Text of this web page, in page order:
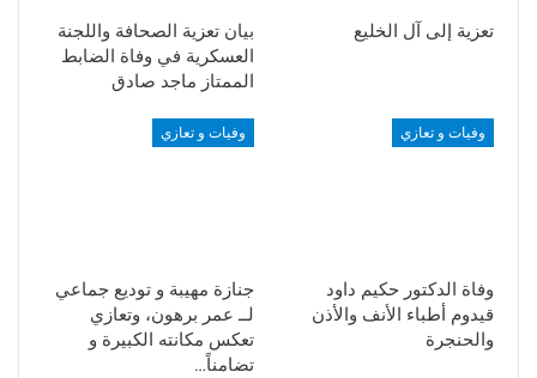
تعزية إلى آل الخليع
بيان تعزية الصحافة واللجنة
العسكرية في وفاة الضابط
الممتاز ماجد صادق
وفيات و تعازي
وفاة الدكتور حكيم داود
قيدوم أطباء الأنف والأذن
والحنجرة
وفيات و تعازي
جنازة مهيبة و توديع جماعي
لــ عمر برهون، وتعازي
تعكس مكانته الكبيرة و
تضامناً…